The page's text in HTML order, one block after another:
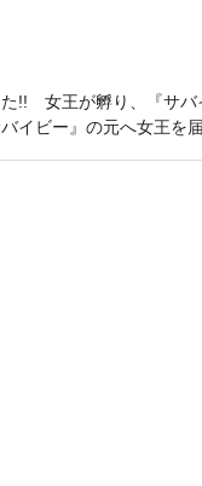
!! 女王が孵り、『サバ
イビー』の元へ女王を